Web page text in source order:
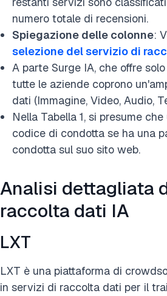
numero totale di recensioni.
Spiegazione delle colonne:
selezione del servizio di
A parte Surge IA, che offre
tutte le aziende coprono
dati (Immagine, Video, Audio,
Nella Tabella 1, si presume
codice di condotta se ha una
condotta sul suo sito web.
Analisi dettagliata
raccolta dati IA
LXT
LXT è una piattaforma di
in servizi di raccolta dati per il